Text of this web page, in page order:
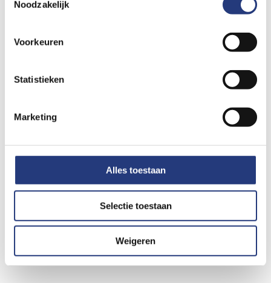
Noodzakelijk
Voorkeuren
Statistieken
Marketing
Alles toestaan
Selectie toestaan
Weigeren